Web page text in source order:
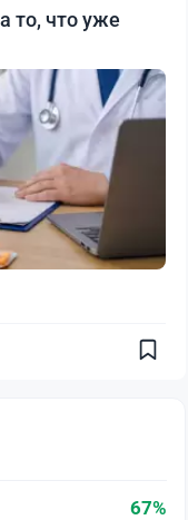
то, что уже
67%